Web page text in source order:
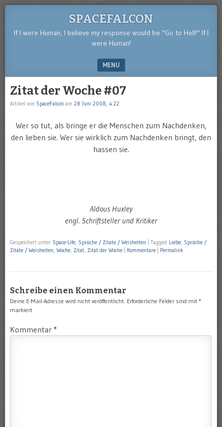
SPACEFALCON
If I were Human, I believe my response would be "Go to Hell!" If I
were Human!
MENU
Zitat der Woche #07
Artikel von SpaceFalcon am 28 Juni 2008, 4:22
Wer so tut, als bringe er die Menschen zum Nachdenken,
den lieben sie. Wer sie wirklich zum Nachdenken bringt, den
hassen sie.
Aldous Huxley
engl. Schriftsteller und Kritiker
Gespeichert unter Space-Life, Sprüche / Zitate / Weisheiten Tagged Liebe, Sprüche /
Zitate / Weisheiten, Woche, Zitat, Zitat der Woche Kommentare Permalink
Schreibe einen Kommentar
Deine E-Mail-Adresse wird nicht veröffentlicht. Erforderliche Felder sind mit *
markiert
Kommentar *